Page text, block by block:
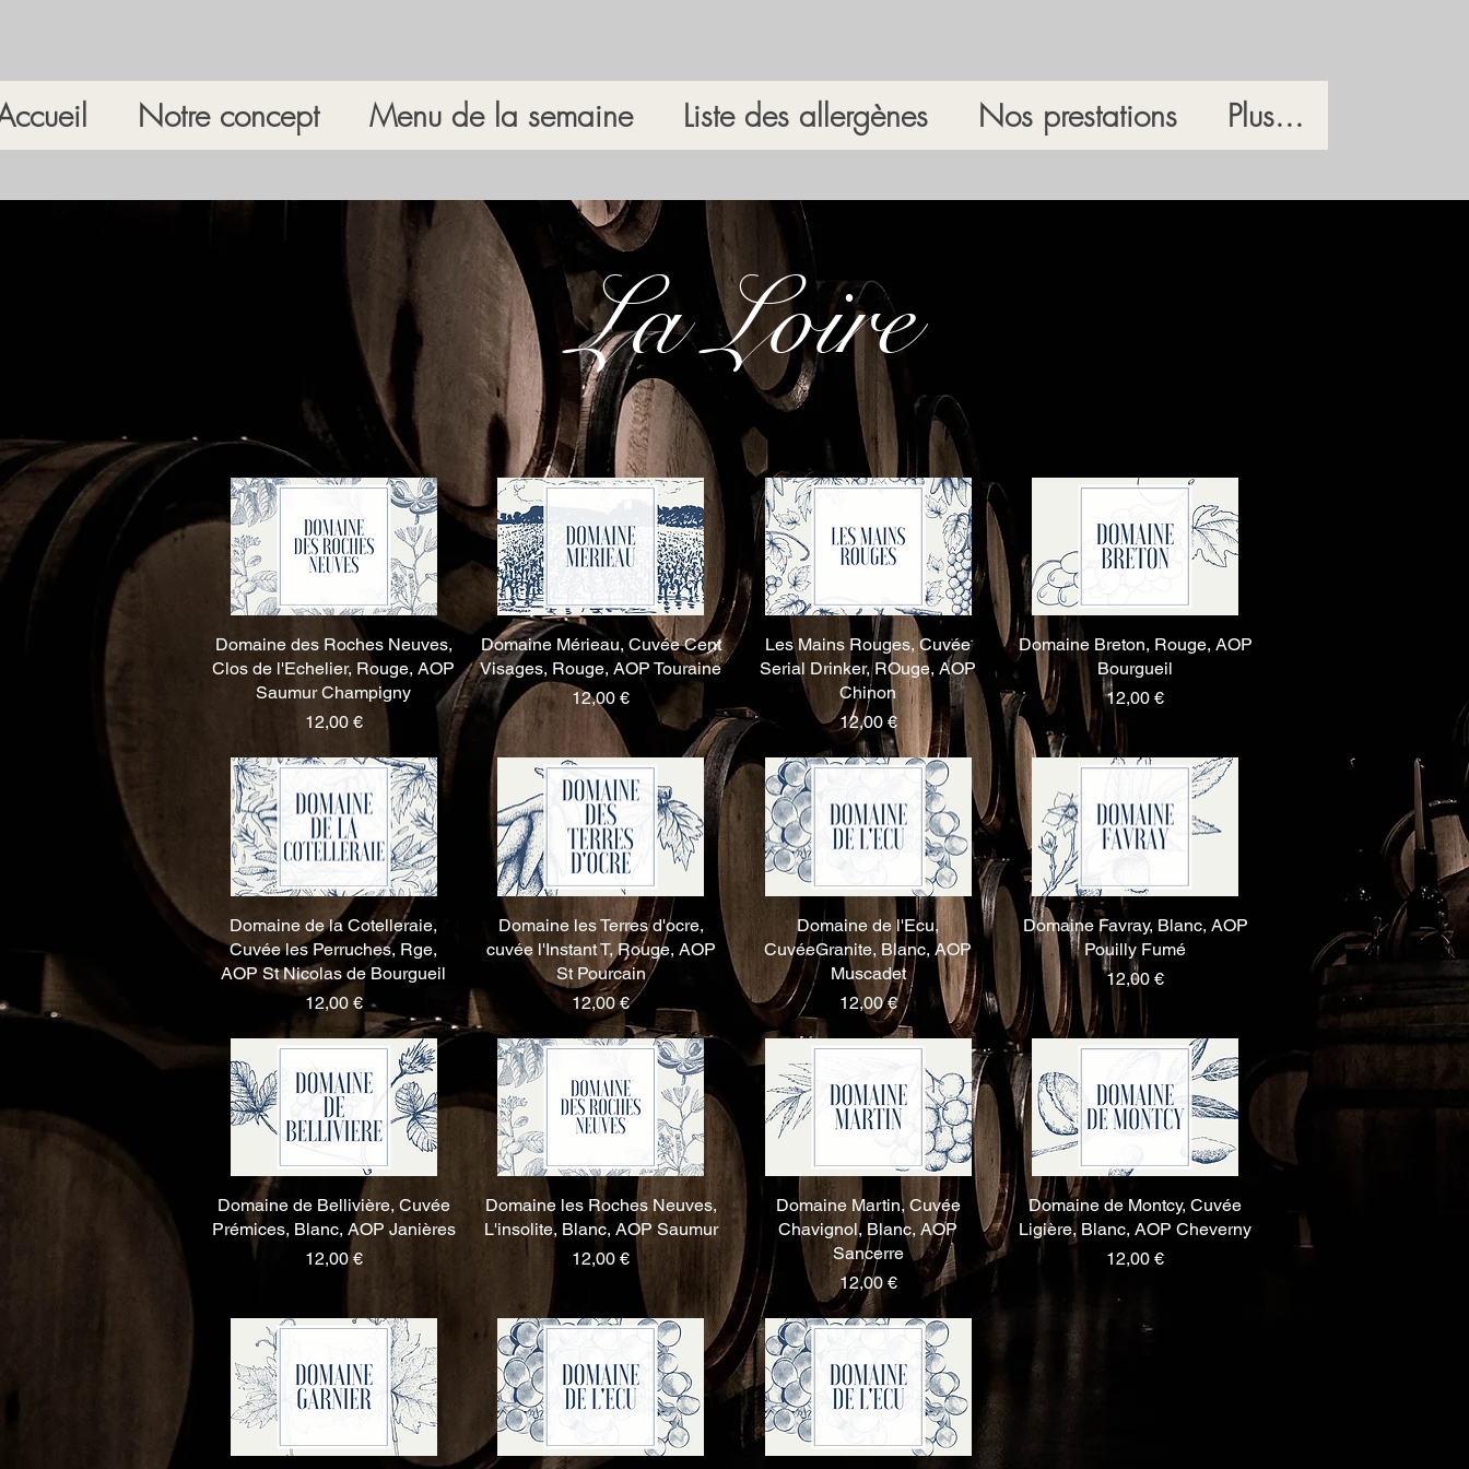
Notre concept Menu de la semaine Liste des allergènes Nos prestations Plus...
La Loire
Aperçu rapide
Domaine des Roches Neuves,
Clos de l'Echelier, Rouge, AOP
Saumur Champigny
Prix
12,00 €
Aperçu rapide
Domaine Mérieau, Cuvée Cent
Visages, Rouge, AOP Touraine
Prix
12,00 €
Aperçu rapide
Les Mains Rouges, Cuvée
Serial Drinker, ROuge, AOP
Chinon
Prix
12,00 €
Aperçu rapide
Domaine Breton, Rouge, AOP
Bourgueil
Prix
12,00 €
Aperçu rapide
Domaine de la Cotelleraie,
Cuvée les Perruches, Rge,
AOP St Nicolas de Bourgueil
Prix
12,00 €
Aperçu rapide
Domaine les Terres d'ocre,
cuvée l'Instant T, Rouge, AOP
St Pourcain
Prix
12,00 €
Aperçu rapide
Domaine de l'Ecu,
CuvéeGranite, Blanc, AOP
Muscadet
Prix
12,00 €
Aperçu rapide
Domaine Favray, Blanc, AOP
Pouilly Fumé
Prix
12,00 €
Aperçu rapide
Domaine de Bellivière, Cuvée
Prémices, Blanc, AOP Janières
Prix
12,00 €
Aperçu rapide
Domaine les Roches Neuves,
L'insolite, Blanc, AOP Saumur
Prix
12,00 €
Aperçu rapide
Domaine Martin, Cuvée
Chavignol, Blanc, AOP
Sancerre
Prix
12,00 €
Aperçu rapide
Domaine de Montcy, Cuvée
Ligière, Blanc, AOP Cheverny
Prix
12,00 €